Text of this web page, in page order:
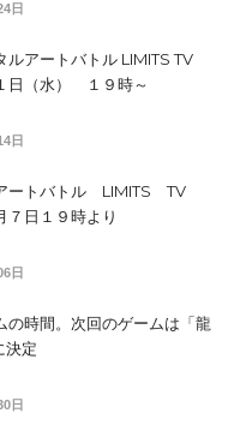
日
ルアートバトル LIMITS TV
日（水） １９時～
日
ートバトル LIMITS TV
７日１９時より
日
の時間。次回のゲームは「龍
決定
日